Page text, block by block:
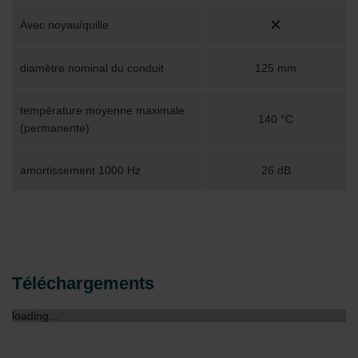
Avec noyau/quille
diamètre nominal du conduit 125 mm
température moyenne maximale
(permanente)
140 °C
amortissement 1000 Hz 26 dB
Téléchargements
loading...